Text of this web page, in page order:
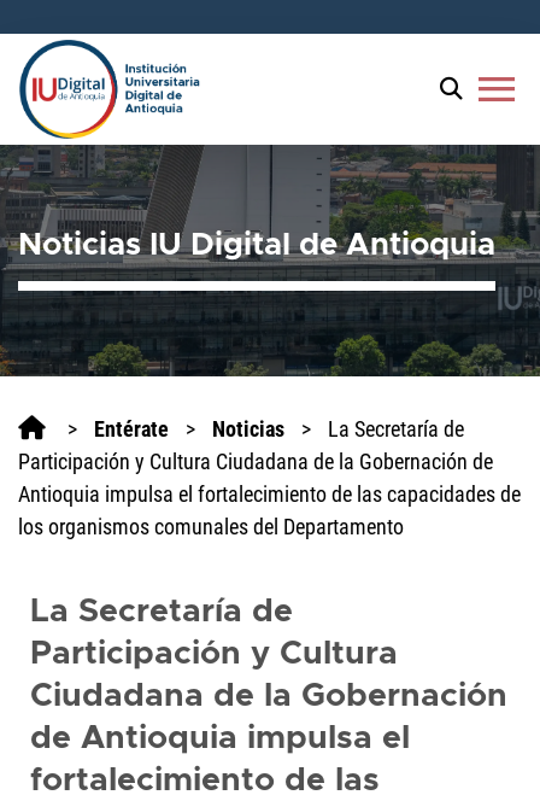
menu
Noticias IU Digital de Antioquia
> Entérate > Noticias >
La Secretaría de
Participación y Cultura Ciudadana de la Gobernación de
Antioquia impulsa el fortalecimiento de las capacidades de
los organismos comunales del Departamento
La Secretaría de
Participación y Cultura
Ciudadana de la Gobernación
de Antioquia impulsa el
fortalecimiento de las